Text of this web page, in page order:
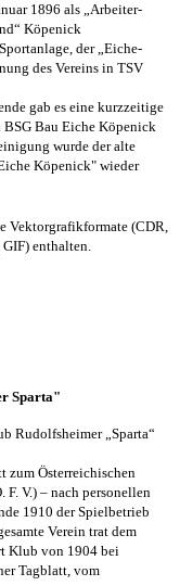
1896 als „Arbeiter-
Köpenick
der „Eiche-
des Vereins in TSV
gab es eine kurzzeitige
BSG Bau Eiche Köpenick
wurde der alte
Köpenick" wieder
Vektorgrafikformate (CDR,
GIF) enthalten.
Sparta"
Rudolfsheimer „Sparta“
zum Österreichischen
F. V.) – nach personellen
1910 der Spielbetrieb
Verein trat dem
Klub von 1904 bei
Tagblatt, vom